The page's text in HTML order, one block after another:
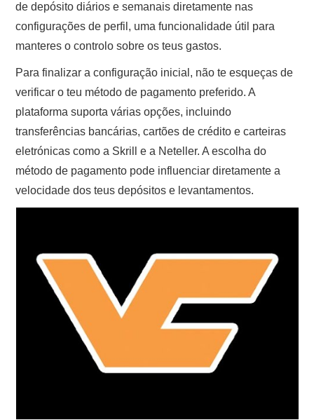
de depósito diários e semanais diretamente nas
configurações de perfil, uma funcionalidade útil para
manteres o controlo sobre os teus gastos.
Para finalizar a configuração inicial, não te esqueças de
verificar o teu método de pagamento preferido. A
plataforma suporta várias opções, incluindo
transferências bancárias, cartões de crédito e carteiras
eletrónicas como a Skrill e a Neteller. A escolha do
método de pagamento pode influenciar diretamente a
velocidade dos teus depósitos e levantamentos.